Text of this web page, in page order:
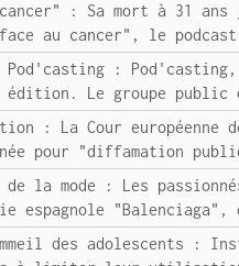
: Sa mort à 31
au cancer", le
:
édition. Le groupe
: La Cour
pour "diffamation
la mode : Les
espagnole
des adolescents :